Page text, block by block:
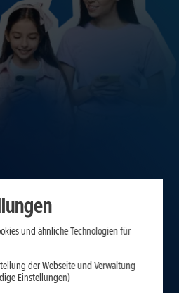
und ähnliche Technologien für
der Webseite und Verwaltung
Einstellungen)